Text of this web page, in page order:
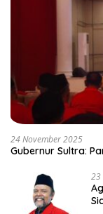
24 November 2025
Gubernur Sultra:
23